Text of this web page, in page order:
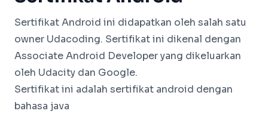
Sertifikat Android ini didapatkan oleh salah satu
owner Udacoding. Sertifikat ini dikenal dengan
Associate Android Developer yang dikeluarkan
oleh Udacity dan Google.
Sertifikat ini adalah sertifikat android dengan
bahasa java